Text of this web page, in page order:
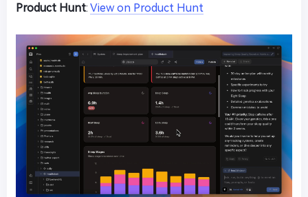
Product Hunt: View on Product Hunt